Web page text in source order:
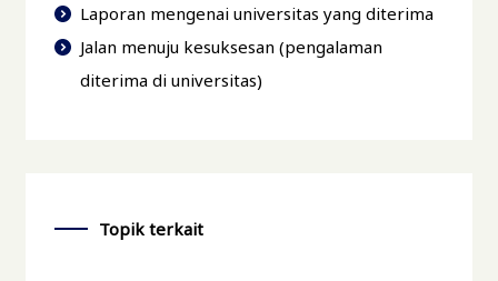
Laporan mengenai universitas yang diterima
Jalan menuju kesuksesan (pengalaman
diterima di universitas)
Topik terkait